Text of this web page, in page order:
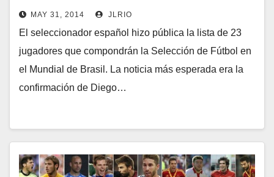
MAY 31, 2014 JLRIO
El seleccionador español hizo pública la lista de 23
jugadores que compondrán la Selección de Fútbol en
el Mundial de Brasil. La noticia más esperada era la
confirmación de Diego…